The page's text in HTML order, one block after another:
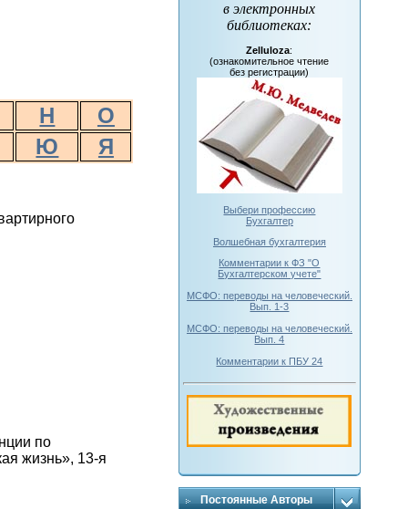
Н
О
Ю Я
по
жизнь», 13-я
в электронных
библиотеках:
Zelluloza:
(ознакомительное чтение
без регистрации)
Выбери профессию
Бухгалтер
Волшебная бухгалтерия
Комментарии к ФЗ "О
Бухгалтерском учете"
МСФО: переводы на человеческий.
Вып. 1-3
МСФО: переводы на человеческий.
Вып. 4
Комментарии к ПБУ 24
Постоянные Авторы